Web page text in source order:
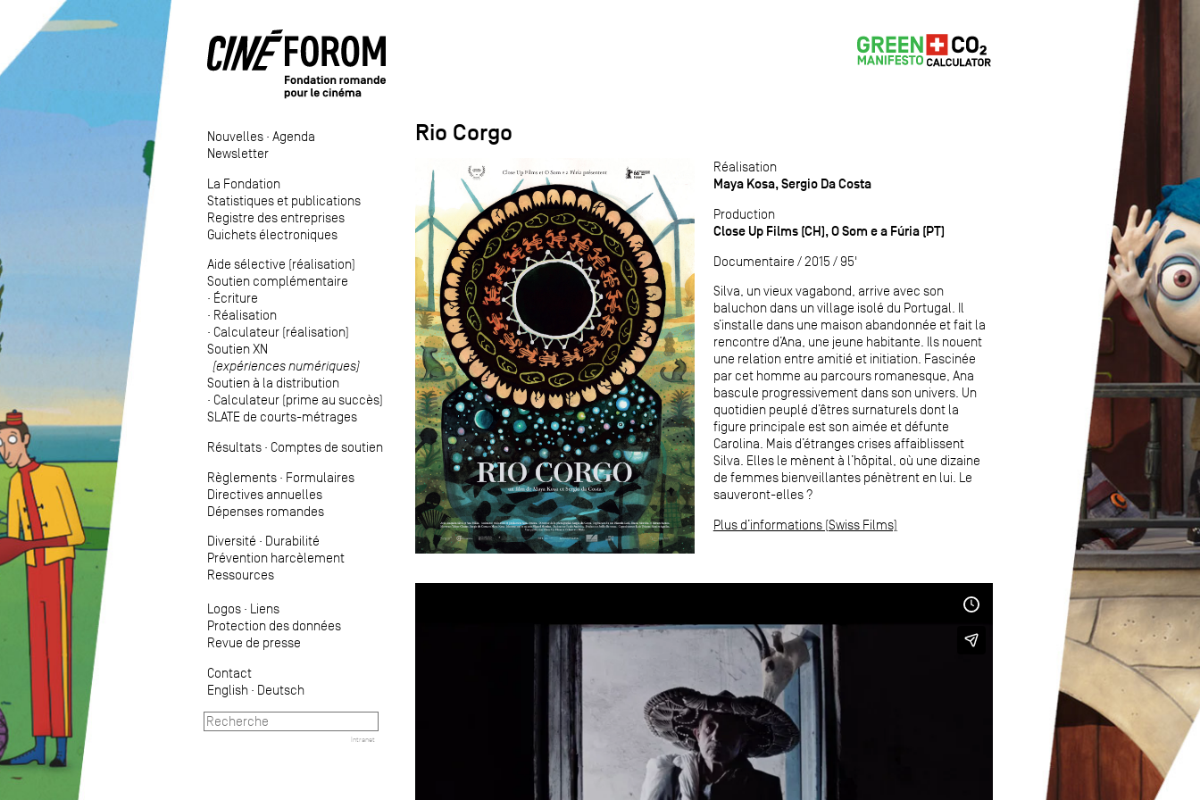
Nouvelles · Agenda
Newsletter
La Fondation
Statistiques et publications
Registre des entreprises
Guichets électroniques
Aide sélective (réalisation)
Soutien complémentaire
· Écriture
· Réalisation
· Calculateur (réalisation)
Soutien XN
(expériences numériques)
Soutien à la distribution
· Calculateur (prime au succès)
SLATE de courts-métrages
Résultats · Comptes de soutien
Règlements · Formulaires
Directives annuelles
Dépenses romandes
Diversité · Durabilité
Prévention harcèlement
Ressources
Logos · Liens
Protection des données
Revue de presse
Contact
English · Deutsch
Intranet
Rio Corgo
Réalisation
Maya Kosa, Sergio Da Costa
Production
Close Up Films (CH), O Som e a Fúria (PT)
Documentaire / 2015 / 95'
Silva, un vieux vagabond, arrive avec son
baluchon dans un village isolé du Portugal. Il
s’installe dans une maison abandonnée et fait la
rencontre d’Ana, une jeune habitante. Ils nouent
une relation entre amitié et initiation. Fascinée
par cet homme au parcours romanesque, Ana
bascule progressivement dans son univers. Un
quotidien peuplé d’êtres surnaturels dont la
figure principale est son aimée et défunte
Carolina. Mais d’étranges crises affaiblissent
Silva. Elles le mènent à l’hôpital, où une dizaine
de femmes bienveillantes pénètrent en lui. Le
sauveront-elles ?
Plus d’informations (Swiss Films)